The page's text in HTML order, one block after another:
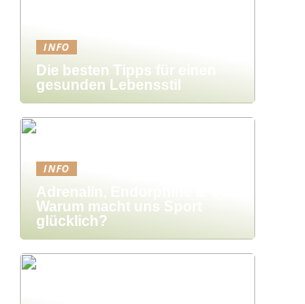
INFO
Die besten Tipps für einen
gesunden Lebensstil
INFO
Adrenalin, Endorphine & Co:
Warum macht uns Sport
glücklich?